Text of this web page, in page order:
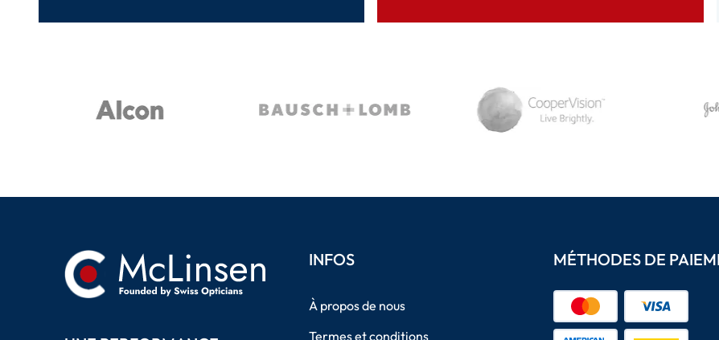
INFOS
À propos de nous
Termes et conditions
MÉTHODES DE